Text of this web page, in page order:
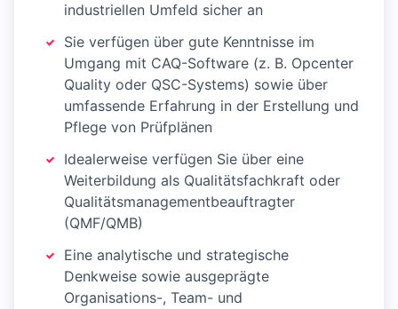
industriellen Umfeld sicher an
Sie verfügen über gute Kenntnisse im
Umgang mit CAQ-Software (z. B. Opcenter
Quality oder QSC-Systems) sowie über
umfassende Erfahrung in der Erstellung und
Pflege von Prüfplänen
Idealerweise verfügen Sie über eine
Weiterbildung als Qualitätsfachkraft oder
Qualitätsmanagementbeauftragter
(QMF/QMB)
Eine analytische und strategische
Denkweise sowie ausgeprägte
Organisations-, Team- und